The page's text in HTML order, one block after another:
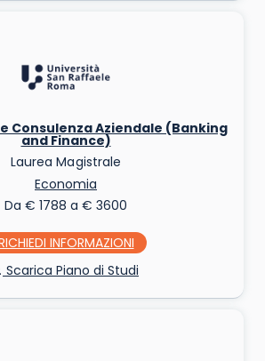
Consulenza Aziendale (Banking
and Finance)
Laurea Magistrale
Economia
Da € 1788 a € 3600
INFO
Piano di Studi